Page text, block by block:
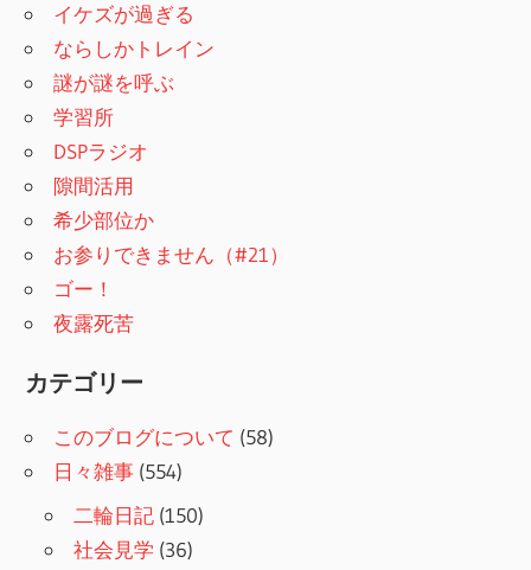
イケズが過ぎる
ならしかトレイン
謎が謎を呼ぶ
学習所
DSPラジオ
隙間活用
希少部位か
お参りできません（#21）
ゴー！
夜露死苦
カテゴリー
このブログについて (58)
日々雑事 (554)
二輪日記 (150)
社会見学 (36)